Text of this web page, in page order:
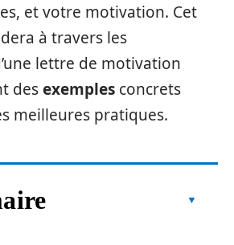
et votre motivation. Cet
à travers les
lettre de motivation
desexemples concrets
meilleures pratiques.